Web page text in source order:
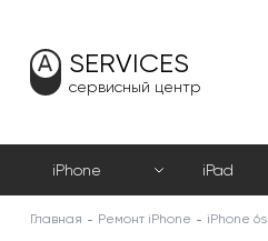
SERVICES
сервисный центр
iPhone iPad
Главная Ремонт iPhone iPhone 6s